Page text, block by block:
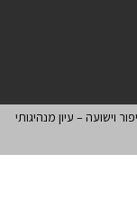
וישועה – עיון מנהיגותי